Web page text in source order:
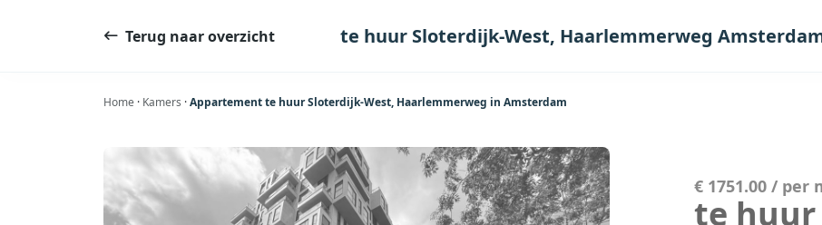
Terug naar overzicht te huur Sloterdijk-West, Haarlemmerweg
Home · Kamers ·Appartement te huur Sloterdijk-West, Haarlemmerweg in Amsterdam
€ 1751.00 / per
te huur